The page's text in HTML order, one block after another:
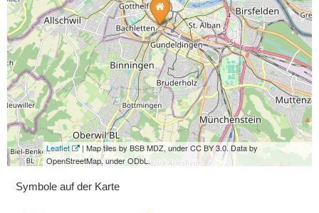
Leaflet
| Map tiles by BSB MDZ, under CC BY 3.0. Data by
OpenStreetMap, under ODbL.
Symbole auf der Karte